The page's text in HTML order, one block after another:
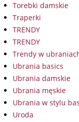
Torebki damskie
Traperki
TRENDY
TRENDY
Trendy w
Ubrania basics
Ubrania damskie
Ubrania męskie
Ubrania w stylu
Uroda